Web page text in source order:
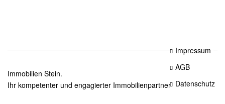
Immobilien Stein.
Ihr kompetenter und engagierter Immobilienpartner in Essen.
Impressum
AGB
Datenschutz